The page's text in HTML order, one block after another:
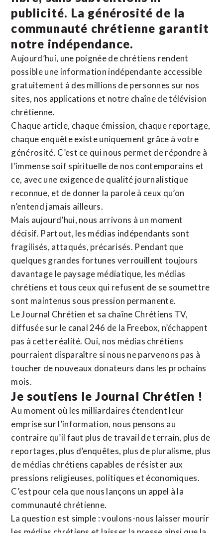
publicité. La générosité de la
communauté chrétienne garantit
notre indépendance.
Aujourd’hui, une poignée de chrétiens rendent
possible une information indépendante accessible
gratuitement à des millions de personnes sur nos
sites, nos applications et notre chaîne de télévision
chrétienne.
Chaque article, chaque émission, chaque reportage,
chaque enquête existe uniquement grâce à votre
générosité. C’est ce qui nous permet de répondre à
l’immense soif spirituelle de nos contemporains et
ce, avec une exigence de qualité journalistique
reconnue, et de donner la parole à ceux qu’on
n’entend jamais ailleurs.
Mais aujourd’hui, nous arrivons à un moment
décisif. Partout, les médias indépendants sont
fragilisés, attaqués, précarisés. Pendant que
quelques grandes fortunes verrouillent toujours
davantage le paysage médiatique, les médias
chrétiens et tous ceux qui refusent de se soumettre
sont maintenus sous pression permanente.
Le Journal Chrétien et sa chaîne Chrétiens TV,
diffusée sur le canal 246 de la Freebox, n’échappent
pas à cette réalité. Oui, nos médias chrétiens
pourraient disparaître si nous ne parvenons pas à
toucher de nouveaux donateurs dans les prochains
mois.
Je soutiens le Journal Chrétien !
Au moment où les milliardaires étendent leur
emprise sur l’information, nous pensons au
contraire qu’il faut plus de travail de terrain, plus de
reportages, plus d’enquêtes, plus de pluralisme, plus
de médias chrétiens capables de résister aux
pressions religieuses, politiques et économiques.
C’est pour cela que nous lançons un appel à la
communauté chrétienne.
La question est simple : voulons-nous laisser mourir